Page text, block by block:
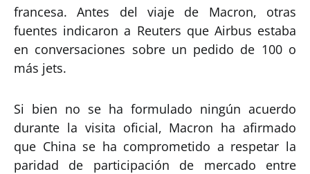
francesa. Antes del viaje de Macron, otras
fuentes indicaron a Reuters que Airbus estaba
en conversaciones sobre un pedido de 100 o
más jets.
Si bien no se ha formulado ningún acuerdo
durante la visita oficial, Macron ha afirmado
que China se ha comprometido a respetar la
paridad de participación de mercado entre